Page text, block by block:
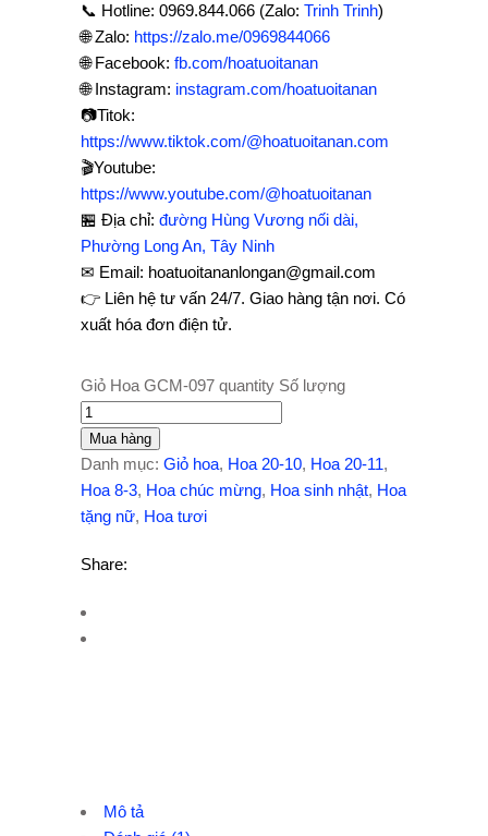
📞 Hotline: 0969.844.066 (Zalo: Trinh Trinh)
🌐 Zalo: https://zalo.me/0969844066
🌐 Facebook: fb.com/hoatuoitanan
🌐 Instagram: instagram.com/hoatuoitanan
📷Titok:
https://www.tiktok.com/@hoatuoitanan.com
🎬Youtube:
https://www.youtube.com/@hoatuoitanan
🏪 Địa chỉ: đường Hùng Vương nối dài,
Phường Long An, Tây Ninh
✉ Email: hoatuoitananlongan@gmail.com
👉 Liên hệ tư vấn 24/7. Giao hàng tận nơi. Có
xuất hóa đơn điện tử.
Giỏ Hoa GCM-097 quantity Số lượng
Mua hàng
Danh mục: Giỏ hoa, Hoa 20-10, Hoa 20-11,
Hoa 8-3, Hoa chúc mừng, Hoa sinh nhật, Hoa
tặng nữ, Hoa tươi
Share:
Mô tả